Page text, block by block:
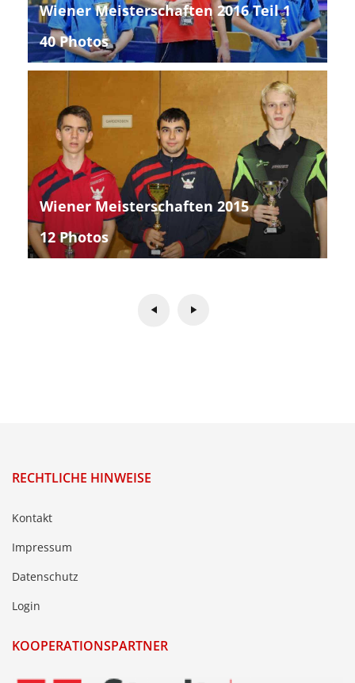
Wiener Meisterschaften 2016 Teil 1
40 Photos
Wiener Meisterschaften 2015
12 Photos
RECHTLICHE HINWEISE
Kontakt
Impressum
Datenschutz
Login
KOOPERATIONSPARTNER